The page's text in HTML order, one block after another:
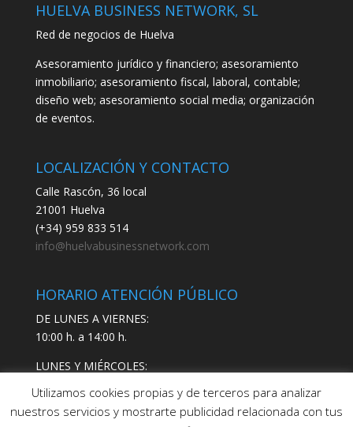
HUELVA BUSINESS NETWORK, SL
Red de negocios de Huelva
Asesoramiento jurídico y financiero; asesoramiento
inmobiliario; asesoramiento fiscal, laboral, contable;
diseño web; asesoramiento social media; organización
de eventos.
LOCALIZACIÓN Y CONTACTO
Calle Rascón, 36 local
21001 Huelva
(+34) 959 833 514
info@huelvabusinessnetwork.com
HORARIO ATENCIÓN PÚBLICO
DE LUNES A VIERNES:
10:00 h. a 14:00 h.
LUNES Y MIÉRCOLES:
Utilizamos cookies propias y de terceros para analizar
nuestros servicios y mostrarte publicidad relacionada con tus